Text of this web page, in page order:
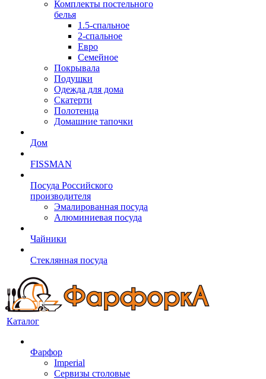
Комплекты постельного
белья
1.5-спальное
2-спальное
Евро
Семейное
Покрывала
Подушки
Одежда для дома
Скатерти
Полотенца
Домашние тапочки
Дом
FISSMAN
Посуда Российского
производителя
Эмалированная посуда
Алюминиевая посуда
Чайники
Стеклянная посуда
Каталог
Фарфор
Imperial
Сервизы столовые